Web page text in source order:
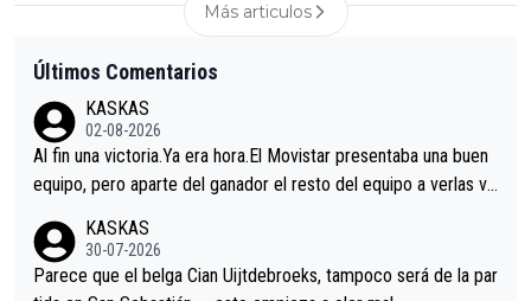
Más articulos
Últimos Comentarios
KASKAS
02-08-2026
Al fin una victoria.Ya era hora.El Movistar presentaba una buen
equipo, pero aparte del ganador el resto del equipo a verlas ve
s.La única buena noticia es la mejoría de Enric Más en San Seb
astian.Si en la Vuelta a Burgos sigue la mejoría, podríamos ten
KASKAS
30-07-2026
Parece que el belga Cian Uijtdebroeks, tampoco será de la par